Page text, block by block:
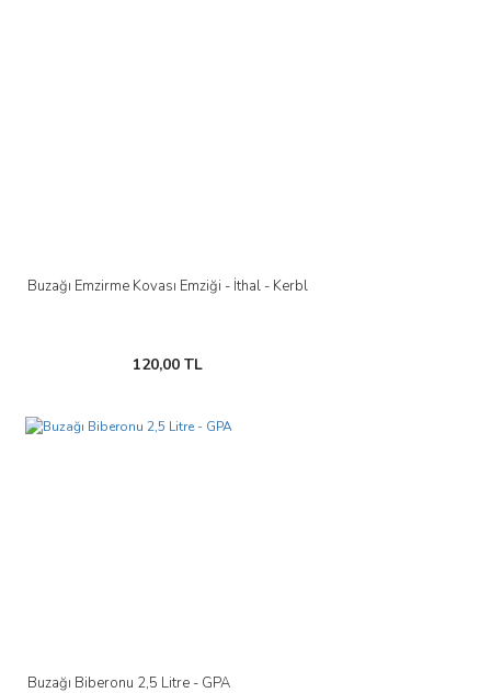
Buzağı Emzirme Kovası Emziği - İthal - Kerbl
120,00 TL
Buzağı Biberonu 2,5 Litre - GPA